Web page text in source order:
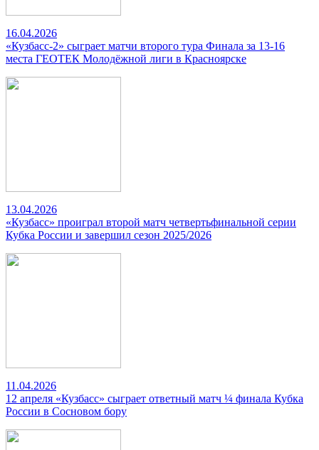
16.04.2026
«Кузбасс-2» сыграет матчи второго тура Финала за 13-16
места ГЕОТЕК Молодёжной лиги в Красноярске
13.04.2026
«Кузбасс» проиграл второй матч четвертьфинальной серии
Кубка России и завершил сезон 2025/2026
11.04.2026
12 апреля «Кузбасс» сыграет ответный матч ¼ финала Кубка
России в Сосновом бору